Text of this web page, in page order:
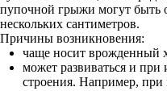
пупочной грыжи могут быть
нескольких сантиметров.
Причины возникновения:
чаще носит врожденный
может развиваться и
строения. Например,